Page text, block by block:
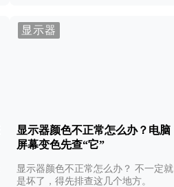
显示器
显示器颜色不正常怎么办？电脑
屏幕变色先查“它”
显示器颜色不正常怎么办？ 不一定就
是坏了，得先排查这几个地方。